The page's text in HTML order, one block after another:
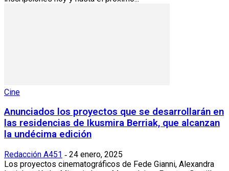
Cine
Anunciados los proyectos que se desarrollarán en
las residencias de Ikusmira Berriak, que alcanzan
la undécima edición
Redacción A451 - 24 enero, 2025
Los proyectos cinematográficos de Fede Gianni, Alexandra